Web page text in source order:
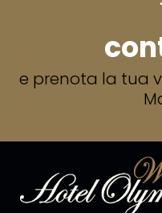
e prenota la tua